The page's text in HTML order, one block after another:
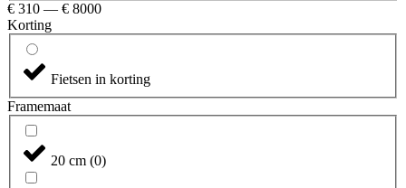
€ 310 — € 8000
Korting
Fietsen in korting
Framemaat
20 cm (0)